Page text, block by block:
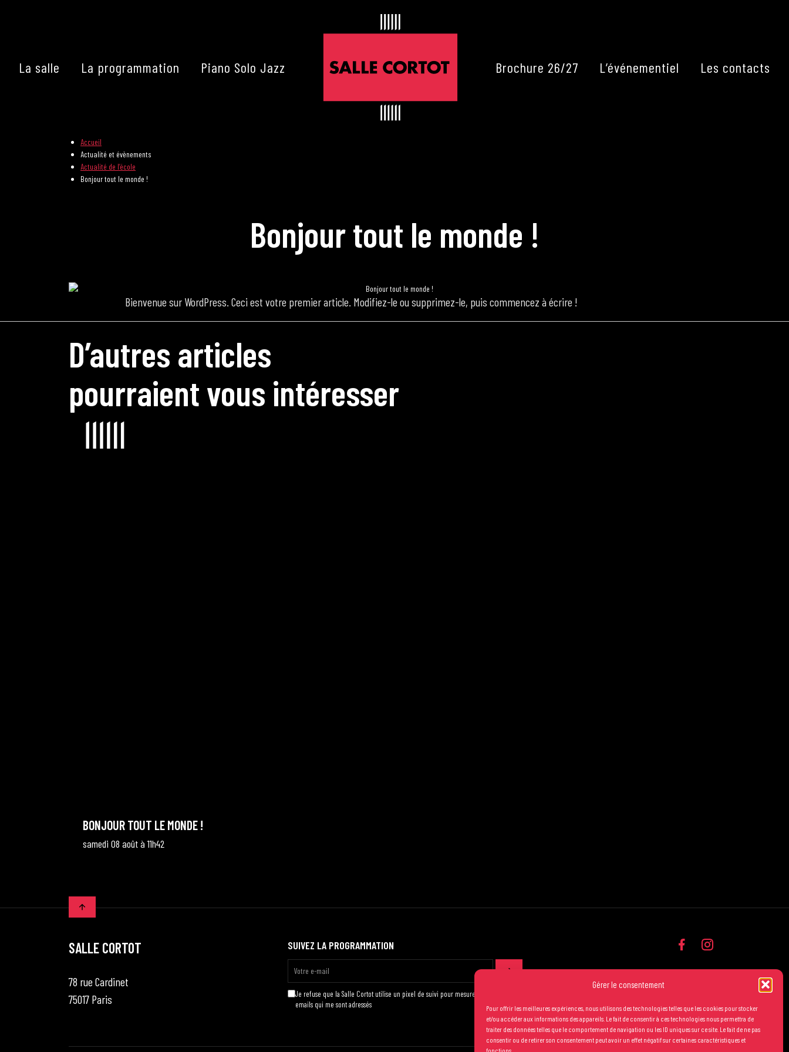
Gérer le consentement
Pour offrir les meilleures expériences, nous utilisons des technologies telles que les cookies pour stocker
et/ou accéder aux informations des appareils. Le fait de consentir à ces technologies nous permettra de
traiter des données telles que le comportement de navigation ou les ID uniques sur ce site. Le fait de ne pas
consentir ou de retirer son consentement peut avoir un effet négatif sur certaines caractéristiques et
fonctions.
La programmation
Les grands concerts
Les Rencontres Musicales de Cortot
Concerts de midi et demi
Scolaires / Pass Culture
Piano Solo Jazz
La salle
La salle La programmation Piano Solo Jazz Brochure 26/27 L’événementiel Les contacts
Accueil
Actualité et évènements
Actualité de l’école
Bonjour tout le monde !
Bonjour tout le monde !
Bienvenue sur WordPress. Ceci est votre premier article. Modifiez-le ou supprimez-le, puis commencez à écrire !
D’autres articles
pourraient vous intéresser
BONJOUR TOUT LE MONDE !
samedi 08 août à 11h42
SALLE CORTOT
78 rue Cardinet
75017 Paris
SUIVEZ LA PROGRAMMATION
Je refuse que la Salle Cortot utilise un pixel de suivi pour mesurer l'ouverture des
emails qui me sont adressés